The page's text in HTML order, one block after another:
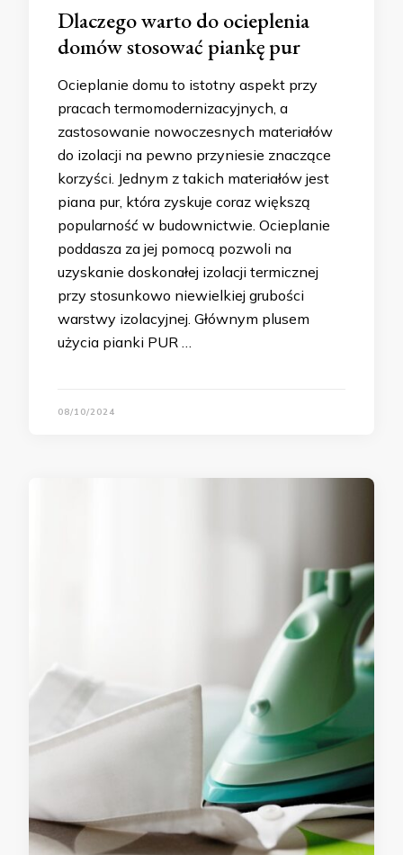
Dlaczego warto do ocieplenia
domów stosować piankę pur
Ocieplanie domu to istotny aspekt przy
pracach termomodernizacyjnych, a
zastosowanie nowoczesnych materiałów
do izolacji na pewno przyniesie znaczące
korzyści. Jednym z takich materiałów jest
piana pur, która zyskuje coraz większą
popularność w budownictwie. Ocieplanie
poddasza za jej pomocą pozwoli na
uzyskanie doskonałej izolacji termicznej
przy stosunkowo niewielkiej grubości
warstwy izolacyjnej. Głównym plusem
użycia pianki PUR …
08/10/2024